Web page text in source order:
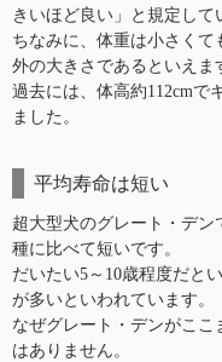
きいほど良い」と規定して
ちなみに、体重は小さくて
外の大きさであるといえま
過去には、体高約112cmで
ました。
平均寿命は短い
超大型犬のグレート・デ
種に比べて短いです。
だいたい5～10歳程度だと
が多いといわれています。
なぜグレート・デンがこ
はありません。